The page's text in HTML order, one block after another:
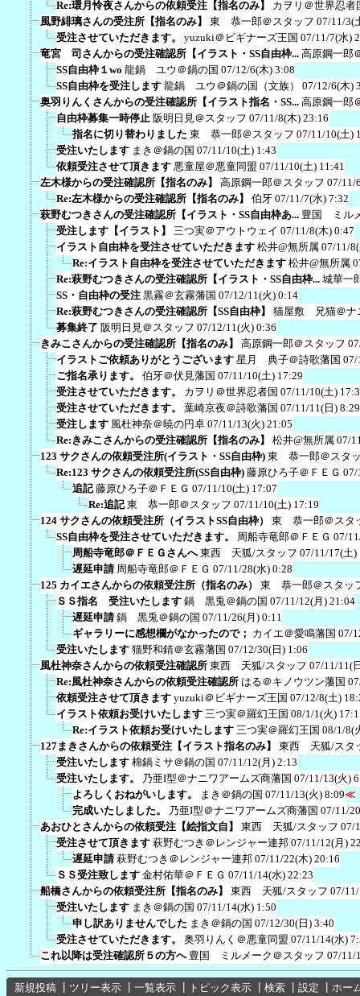
Re:環月怜夜さんからの依頼受注【指名のみ】
カヲリ＠世界忍者
風野緋璃さんの受注所【指名のみ】
東 恭一郎＠スタッフ 07/11/3(
受注させていただきます。
yuzuki＠ビギナーズ王国 07/11/7(水)
竜宮 司さんからの受注確認所【イラスト・SS自由枠... 高原鋼一郎
SS自由枠１wo 龍鍋 ユウ＠鍋の国 07/12/6(木) 3:08
SS自由枠を受注します 龍鍋 ユウ＠鍋の国（文族）
07/12/6(木)
奥羽りんくさんからの受注確認所【イラスト指名・SS... 高原鋼一郎
自由枠募集一時停止 阪明日見＠スタッフ 07/11/8(木) 23:16
指名に切り替わりました 東 恭一郎＠スタッフ 07/11/10(土)
受注いたします まき＠鍋の国 07/11/10(土) 1:43
依頼受注させて頂きます 悪童屋＠悪童同盟 07/11/10(土) 11:41
左木様からの受注確認所【指名のみ】
高原鋼一郎＠スタッフ 07/11/
Re:左木様からの受注確認所【指名のみ】
伯牙 07/11/7(水) 7:32
萩野むつきさんの受注確認所【イラスト・SS自由枠あ... 豊国 ミル
受注します【イラスト】
三つ実＠アウトウェイ 07/11/8(木) 0:47
イラスト自由枠を受注させていただきます 松井@無所属 07/11/
Re:イラスト自由枠を受注させていただきます 松井@無所属
Re:萩野むつきさんの受注確認所【イラスト・SS自由枠... 城華一
SS・自由枠の受注 黒霧＠玄霧藩国 07/12/11(火) 0:14
Re:萩野むつきさんの受注確認所【SS自由枠】
猫屋敷 兄猫＠ナ
募集終了 阪明日見＠スタッフ 07/12/11(火) 0:36
きみこさんからの受注確認所【指名のみ】
高原鋼一郎＠スタッフ
イラストご依頼ありがとうございます 星月 典子＠詩歌藩国 07/
ご指名承ります。
伯牙＠伏見藩国 07/11/10(土) 17:29
受注させていただきます。
カヲリ＠世界忍者国 07/11/10(土)
受注させていただきます。
葉崎京夜＠詩歌藩国 07/11/11(日) 8:29
受注します 風杜神奈＠暁の円卓 07/11/13(火) 21:05
Re:きみこさんからの受注確認所【指名のみ】
松井@無所属 07/
123 サクさんの依頼受注所(イラスト・SS自由枠) 東 恭一郎＠スタ
Re:123 サクさんの依頼受注所(SS自由枠) 藤原ひろ子＠ＦＥＧ 07/
追記 藤原ひろ子＠ＦＥＧ 07/11/10(土) 17:07
Re:追記 東 恭一郎＠スタッフ 07/11/10(土) 17:19
124 サクさんの依頼受注所（イラストSS自由枠）
東 恭一郎＠スタ
SS自由枠を受注させていただきます。
周船寺竜郎＠ＦＥＧ 07/
周船寺竜郎＠ＦＥＧさんへ 東西 天狐/スタッフ 07/11/17(土)
遅延申請 周船寺竜郎＠ＦＥＧ 07/11/28(水) 0:28
125 カイエさんからの依頼受注所（指名のみ）
東 恭一郎＠スタッ
ＳＳ指名 受注いたします 鍋 黒兎＠鍋の国 07/11/12(月) 21:04
遅延申請 鍋 黒兎＠鍋の国 07/11/26(月) 0:11
ギャラリーに感想欄がなかったので； カイエ＠愛鳴藩国 07/
受注いたします 猫野和錆＠玄霧藩国 07/12/30(日) 1:06
風杜神奈さんからの依頼受注確認所 東西 天狐/スタッフ 07/11/11(
Re:風杜神奈さんからの依頼受注確認所 はる＠キノウツン藩国
依頼受注させて頂きます yuzuki＠ビギナーズ王国 07/12/8(土)
イラスト依頼お受けいたします 三つ実＠羅幻王国 08/1/1(火)
Re:イラスト依頼お受けいたします 三つ実＠羅幻王国 08/1/8(
127まきさんからの依頼受注【イラスト指名のみ】
東西 天狐/スタ
受注いたします 棉鍋ミサ＠鍋の国 07/11/12(月) 2:13
受注いたします。
乃亜I型＠ナニワアームズ商藩国 07/11/13(火)
よろしくおねがいします。
まき＠鍋の国 07/11/13(火) 8:09≪
完成いたしました。
乃亜I型＠ナニワアームズ商藩国 07/11/
あおひとさんからの依頼受注【絵指文自】
東西 天狐/スタッフ 07/
受注させて頂きます 萩野むつき＠レンジャー連邦 07/11/12(月)
遅延申請 萩野むつき＠レンジャー連邦 07/11/22(木) 20:16
ＳＳ受注致します 金村佑華＠ＦＥＧ 07/11/14(水) 22:23
船橋さんからの依頼受注所【指名のみ】
東西 天狐/スタッフ 07/
受注いたします まき＠鍋の国 07/11/14(水) 1:50
申し訳ありませんでした まき＠鍋の国 07/12/30(日) 3:40
受注させていただきます。
奥羽りんく＠悪童同盟 07/11/14(水)
これ以降は受注確認所５の方へ 豊国 ミルメーク＠スタッフ 07/11/
新規投稿 ツリー表示 一覧表示 トピック表示 検索 設定
ホー